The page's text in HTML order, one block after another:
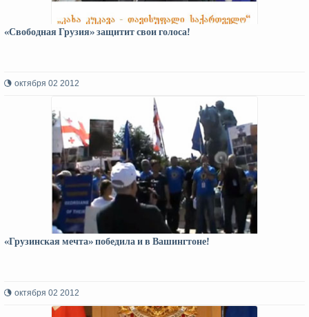
«Свободная Грузия» защитит свои голоса!
октября 02 2012
«Грузинская мечта» победила и в Вашингтоне!
октября 02 2012